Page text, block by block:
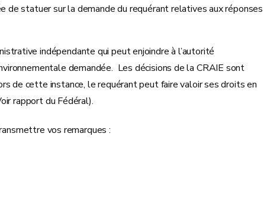
de statuer sur la demande du requérant relatives aux réponses
indépendante qui peut enjoindre à l’autorité
demandée. Les décisions de la CRAIE sont
de cette instance, le requérant peut faire valoir ses droits en
rapport du Fédéral).
vos remarques :